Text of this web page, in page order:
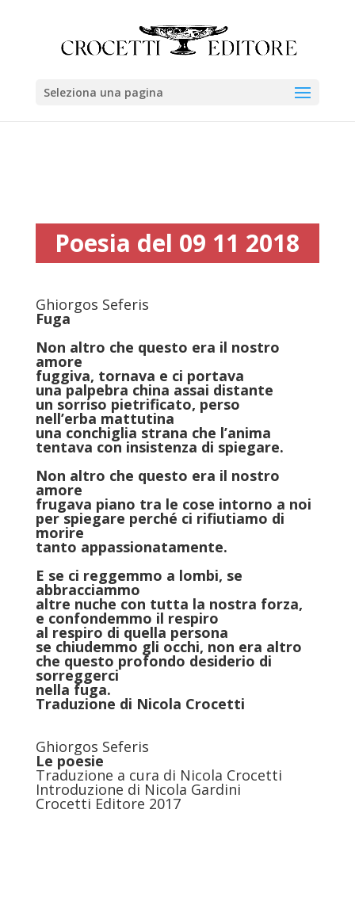
Seleziona una pagina
Poesia del 09 11 2018
Ghiorgos Seferis
Fuga
Non altro che questo era il nostro
amore
fuggiva, tornava e ci portava
una palpebra china assai distante
un sorriso pietrificato, perso
nell’erba mattutina
una conchiglia strana che l’anima
tentava con insistenza di spiegare.
Non altro che questo era il nostro
amore
frugava piano tra le cose intorno a noi
per spiegare perché ci rifiutiamo di
morire
tanto appassionatamente.
E se ci reggemmo a lombi, se
abbracciammo
altre nuche con tutta la nostra forza,
e confondemmo il respiro
al respiro di quella persona
se chiudemmo gli occhi, non era altro
che questo profondo desiderio di
sorreggerci
nella fuga.
Traduzione di Nicola Crocetti
Ghiorgos Seferis
Le poesie
Traduzione a cura di Nicola Crocetti
Introduzione di Nicola Gardini
Crocetti Editore 2017